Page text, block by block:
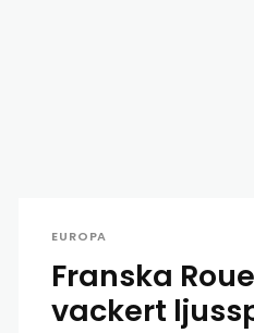
EUROPA
Franska
vackert